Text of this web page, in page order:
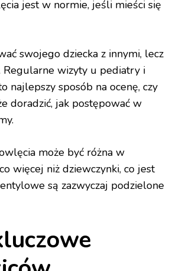
jest w normie, jeśli mieści się
swojego dziecka z innymi, lecz
wizyty u pediatry i
najlepszy sposób na ocenę, czy
doradzić, jak postępować w
może być różna w
więcej niż dziewczynki, co jest
są zazwyczaj podzielone